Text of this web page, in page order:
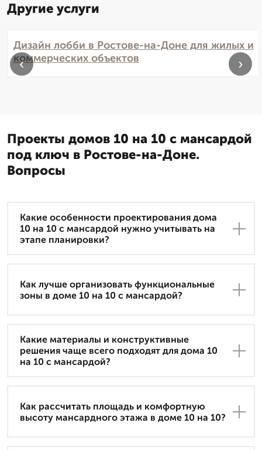
Другие услуги
Дизайн лобби в Ростове-на-Доне для жилых и
коммерческих объектов
‹ ›
Проекты домов 10 на 10 с мансардой
под ключ в Ростове-на-Доне.
Вопросы
Какие особенности проектирования дома
10 на 10 с мансардой нужно учитывать на
этапе планировки?
Как лучше организовать функциональные
зоны в доме 10 на 10 с мансардой?
Какие материалы и конструктивные
решения чаще всего подходят для дома 10
на 10 с мансардой?
Как рассчитать площадь и комфортную
высоту мансардного этажа в доме 10 на 10?